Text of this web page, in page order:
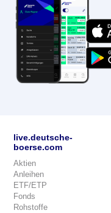
live.deutsche-
boerse.com
Aktien
Anleihen
ETF/ETP
Fonds
Rohstoffe